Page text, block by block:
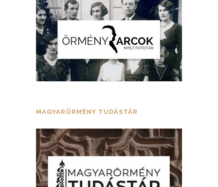
MAGYARÖRMÉNY TUDÁSTÁR